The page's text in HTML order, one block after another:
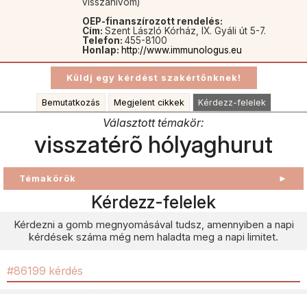
OEP-finanszírozott rendelés:
Cím: Szent László Kórház, IX. Gyáli út 5-7.
Telefon: 455-8100
Honlap: http://www.immunologus.eu
Bemutatkozás Megjelent cikkek Kérdezz-felelek
Választott témakör:
visszatérõ hólyaghurut
Témakörök ►
Kérdezz-felelek
Kérdezni a gomb megnyomásával tudsz, amennyiben a napi
kérdések száma még nem haladta meg a napi limitet.
#86199 kérdés